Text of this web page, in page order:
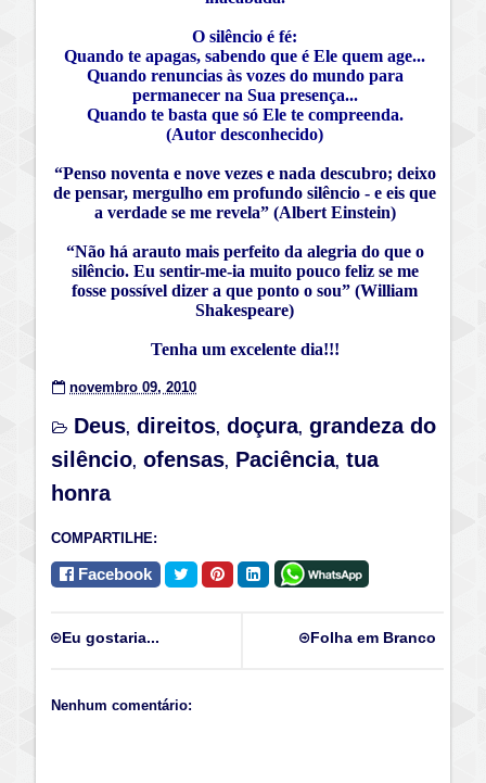
O silêncio é fé:
Quando te apagas, sabendo que é Ele quem age...
Quando renuncias às vozes do mundo para
permanecer na Sua presença...
Quando te basta que só Ele te compreenda.
(Autor desconhecido)
“Penso noventa e nove vezes e nada descubro; deixo
de pensar, mergulho em profundo silêncio - e eis que
a verdade se me revela” (Albert Einstein)
“Não há arauto mais perfeito da alegria do que o
silêncio. Eu sentir-me-ia muito pouco feliz se me
fosse possível dizer a que ponto o sou” (William
Shakespeare)
Tenha um excelente dia!!!
novembro 09, 2010
Deus, direitos, doçura, grandeza do
silêncio, ofensas, Paciência, tua
honra
COMPARTILHE:
Facebook
Folha em Branco
Eu gostaria...
Nenhum comentário: